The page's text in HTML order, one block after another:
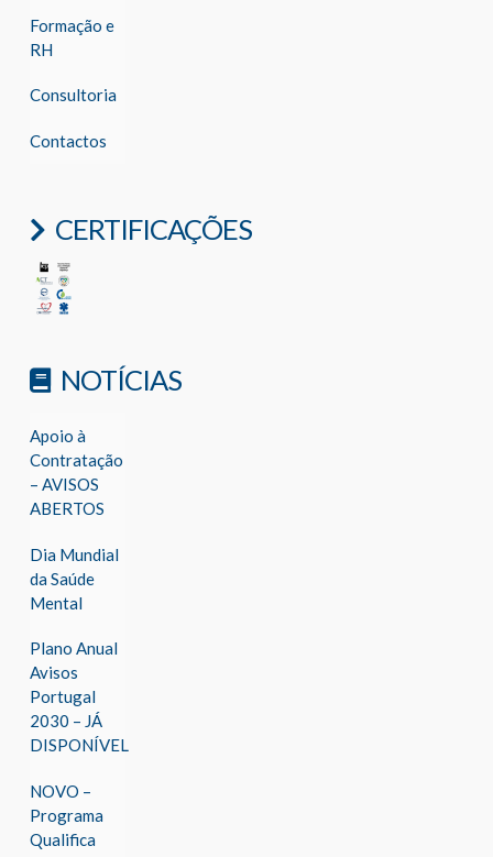
Formação e
RH
Consultoria
Contactos
CERTIFICAÇÕES
NOTÍCIAS
Apoio à
Contratação
– AVISOS
ABERTOS
Dia Mundial
da Saúde
Mental
Plano Anual
Avisos
Portugal
2030 – JÁ
DISPONÍVEL
NOVO –
Programa
Qualifica